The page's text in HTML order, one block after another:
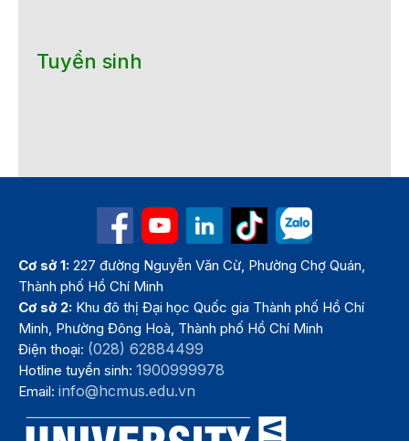
Tuyển sinh
Cơ sở 1: 227 đường Nguyễn Văn Cừ, Phường Chợ Quán,
Thành phố Hồ Chí Minh
Cơ sở 2: Khu đô thị Đại học Quốc gia Thành phố Hồ Chí
Minh, Phường Đông Hoà, Thành phố Hồ Chí Minh
Điện thoại: (028) 62884499
Hotline tuyển sinh:1900999978
Email:info@hcmus.edu.vn